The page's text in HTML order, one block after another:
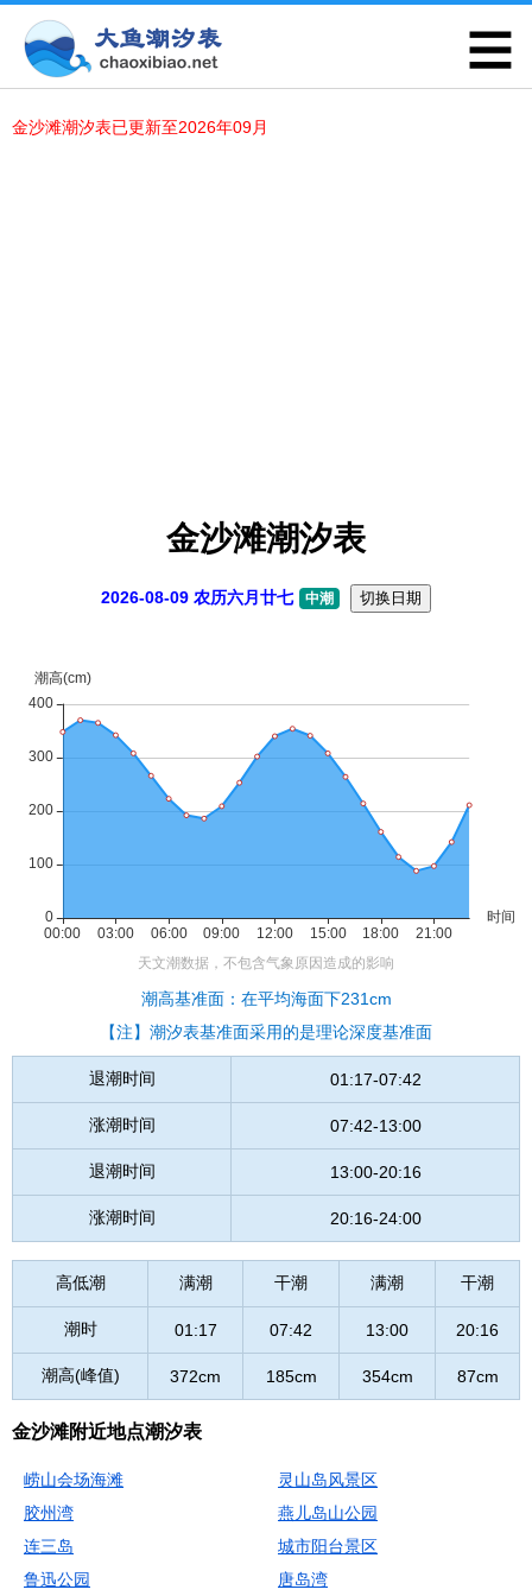
金沙滩潮汐表已更新至2026年09月
金沙滩潮汐表
2026-08-09 农历六月廿七 中潮 切换日期
潮高基准面：在平均海面下231cm
【注】潮汐表基准面采用的是理论深度基准面
退潮时间 01:17-07:42
涨潮时间 07:42-13:00
退潮时间 13:00-20:16
涨潮时间 20:16-24:00
高低潮 满潮 干潮 满潮 干潮
潮时 01:17 07:42 13:00 20:16
潮高(峰值) 372cm 185cm 354cm 87cm
金沙滩附近地点潮汐表
崂山会场海滩
灵山岛风景区
胶州湾
燕儿岛山公园
连三岛
城市阳台景区
鲁迅公园
唐岛湾